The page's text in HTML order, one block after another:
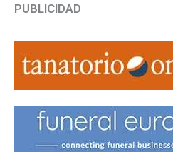
PUBLICIDAD